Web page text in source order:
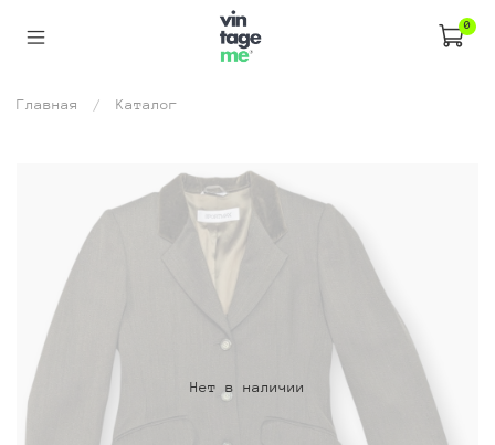
0
Главная Каталог
Нет в наличии